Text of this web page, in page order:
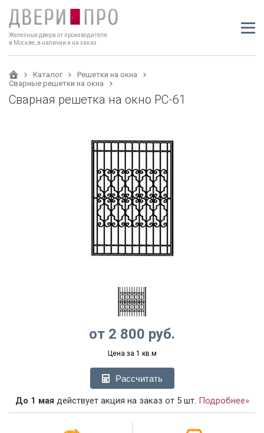
Железные двери от производителя
в Москве, в наличии и на заказ
Каталог
Решетки на окна
Сварные решетки на окна
Сварная решетка на окно РС-61
от 2 800 руб.
Цена за 1 кв.м
Рассчитать
До 1 мая действует акция на заказ от 5 шт. Подробнее»